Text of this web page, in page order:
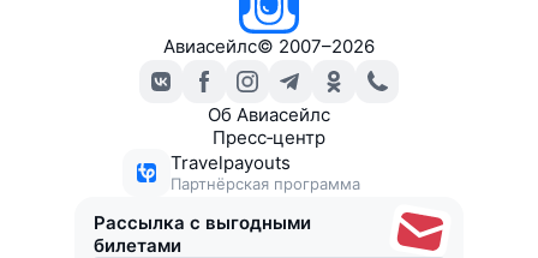
Авиасейлс© 2007–2026
Об Авиасейлс
Пресс‑центр
Travelpayouts
Партнёрская программа
Рассылка с выгодными
билетами